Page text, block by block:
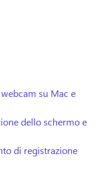
su Mac e
dello schermo e
di registrazione